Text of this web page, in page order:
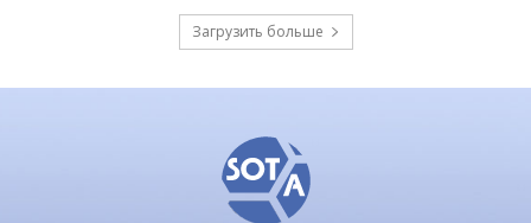
Загрузить больше